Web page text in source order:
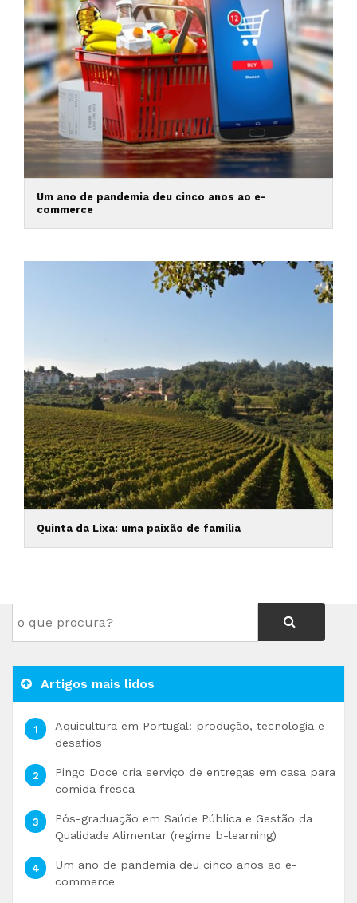
Um ano de pandemia deu cinco anos ao e-
commerce
Quinta da Lixa: uma paixão de família
Artigos mais lidos
Aquicultura em Portugal: produção, tecnologia e
desafios
Pingo Doce cria serviço de entregas em casa para
comida fresca
Pós-graduação em Saúde Pública e Gestão da
Qualidade Alimentar (regime b-learning)
Um ano de pandemia deu cinco anos ao e-
commerce